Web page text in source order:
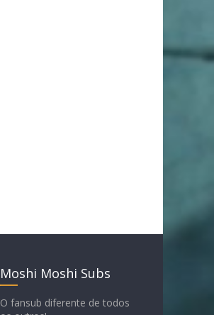
Moshi Moshi Subs
O fansub diferente de todos